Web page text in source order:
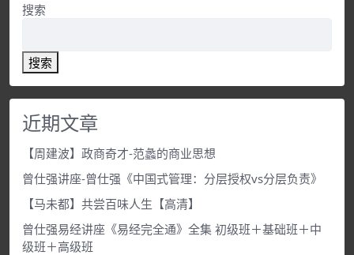
搜索
搜索
近期文章
【周建波】政商奇才-范蠡的商业思想
曾仕强讲座-曾仕强《中国式管理：分层授权vs分层负责》
【马未都】共尝百味人生【高清】
曾仕强易经讲座《易经完全通》全集 初级班＋基础班＋中
级班＋高级班